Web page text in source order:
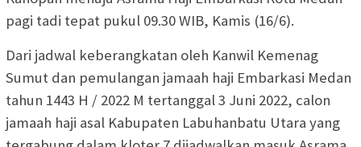
pagi tadi tepat pukul 09.30 WIB, Kamis (16/6).
Dari jadwal keberangkatan oleh Kanwil Kemenag
Sumut dan pemulangan jamaah haji Embarkasi Medan
tahun 1443 H / 2022 M tertanggal 3 Juni 2022, calon
jamaah haji asal Kabupaten Labuhanbatu Utara yang